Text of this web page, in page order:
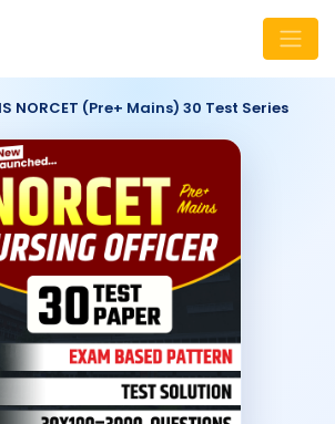
NORCET (Pre+ Mains) 30 Test Series